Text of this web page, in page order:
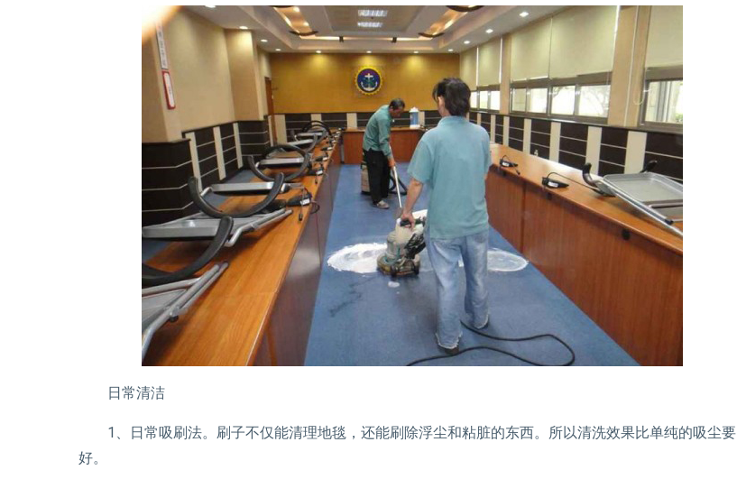
日常清洁
1、日常吸刷法。刷子不仅能清理地毯，还能刷除浮尘和粘脏的东西。所以清洗效果比单纯的吸尘要
好。